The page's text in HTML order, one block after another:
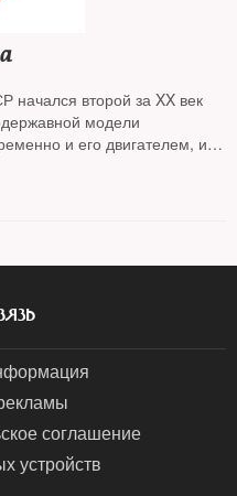
начался второй за XX век
модели
и его двигателем, и
соглашение
устройств